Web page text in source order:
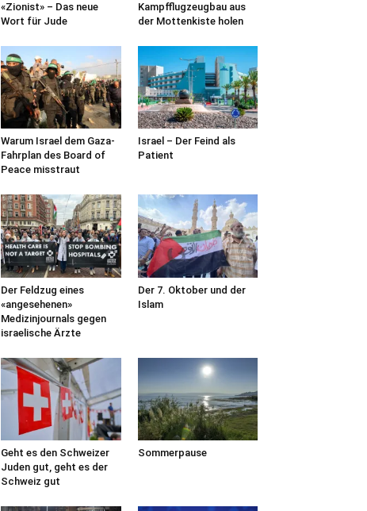
«Zionist» – Das neue
Wort für Jude
Kampfflugzeugbau aus
der Mottenkiste holen
Warum Israel dem Gaza-
Fahrplan des Board of
Peace misstraut
Israel – Der Feind als
Patient
Der Feldzug eines
«angesehenen»
Medizinjournals gegen
israelische Ärzte
Der 7. Oktober und der
Islam
Geht es den Schweizer
Juden gut, geht es der
Schweiz gut
Sommerpause